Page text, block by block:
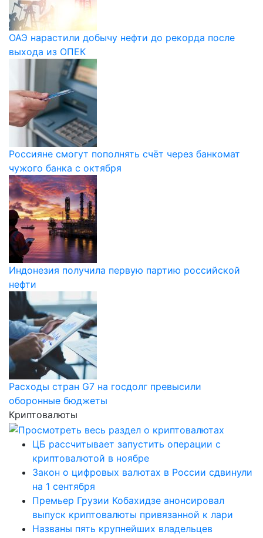
ОАЭ нарастили добычу нефти до рекорда после
выхода из ОПЕК
Россияне смогут пополнять счёт через банкомат
чужого банка с октября
Индонезия получила первую партию российской
нефти
Расходы стран G7 на госдолг превысили
оборонные бюджеты
Криптовалюты
ЦБ рассчитывает запустить операции с
криптовалютой в ноябре
Закон о цифровых валютах в России сдвинули
на 1 сентября
Премьер Грузии Кобахидзе анонсировал
выпуск криптовалюты привязанной к лари
Названы пять крупнейших владельцев